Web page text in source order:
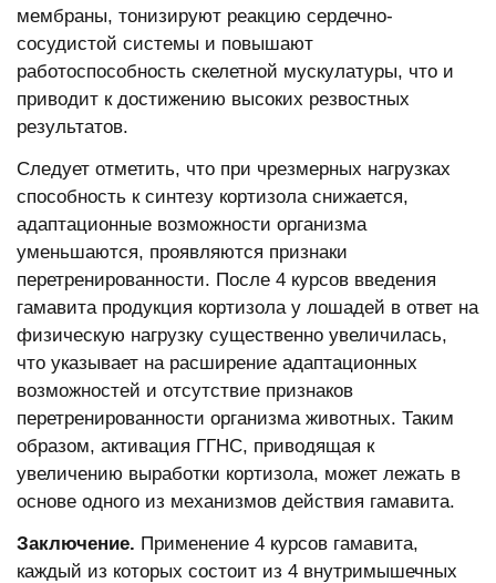
мембраны, тонизируют реакцию сердечно-
сосудистой системы и повышают
работоспособность скелетной мускулатуры, что и
приводит к достижению высоких резвостных
результатов.
Следует отметить, что при чрезмерных нагрузках
способность к синтезу кортизола снижается,
адаптационные возможности организма
уменьшаются, проявляются признаки
перетренированности. После 4 курсов введения
гамавита продукция кортизола у лошадей в ответ на
физическую нагрузку существенно увеличилась,
что указывает на расширение адаптационных
возможностей и отсутствие признаков
перетренированности организма животных. Таким
образом, активация ГГНС, приводящая к
увеличению выработки кортизола, может лежать в
основе одного из механизмов действия гамавита.
Заключение. Применение 4 курсов гамавита,
каждый из которых состоит из 4 внутримышечных